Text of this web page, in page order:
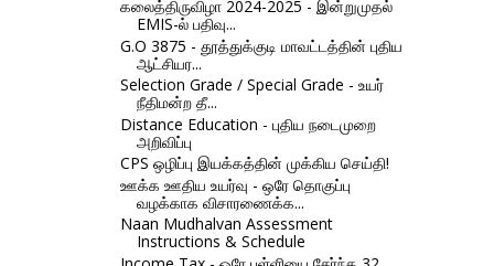
கலைத்திருவிழா 2024-2025 - இன்றுமுதல்
EMIS-ல் பதிவு...
G.O 3875 - தூத்துக்குடி மாவட்டத்தின் புதிய
ஆட்சியர...
Selection Grade / Special Grade - உயர்
நீதிமன்ற தீ...
Distance Education - புதிய நடைமுறை
அறிவிப்பு
CPS ஒழிப்பு இயக்கத்தின் முக்கிய செய்தி!
ஊக்க ஊதிய உயர்வு - ஒரே தொகுப்பு
வழக்காக விசாரணைக்க...
Naan Mudhalvan Assessment
Instructions & Schedule